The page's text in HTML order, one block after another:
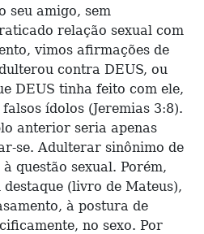
seu amigo, sem
relação sexual com
vimos afirmações de
contra DEUS, ou
DEUS tinha feito com ele,
ídolos (Jeremias 3:8).
anterior seria apenas
se. Adulterar sinônimo de
questão sexual. Porém,
(livro de Mateus),
à postura de
no sexo. Por